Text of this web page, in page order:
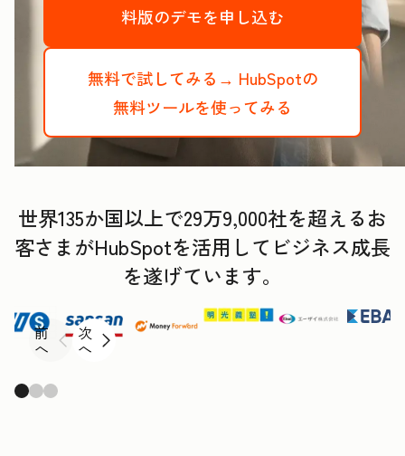
料版のデモを申し込む
無料で試してみる→ HubSpotの
無料ツールを使ってみる
世界135か国以上で29万9,000社を超えるお
客さまがHubSpotを活用してビジネス成長
を遂げています。
前
へ
次
へ